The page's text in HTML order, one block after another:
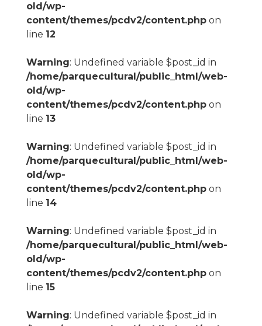
old/wp-
content/themes/pcdv2/content.phpon
line 12
Warning: Undefined variable $post_id in
/home/parquecultural/public_html/web-
old/wp-
content/themes/pcdv2/content.phpon
line 13
Warning: Undefined variable $post_id in
/home/parquecultural/public_html/web-
old/wp-
content/themes/pcdv2/content.phpon
line 14
Warning: Undefined variable $post_id in
/home/parquecultural/public_html/web-
old/wp-
content/themes/pcdv2/content.phpon
line 15
Warning: Undefined variable $post_id in